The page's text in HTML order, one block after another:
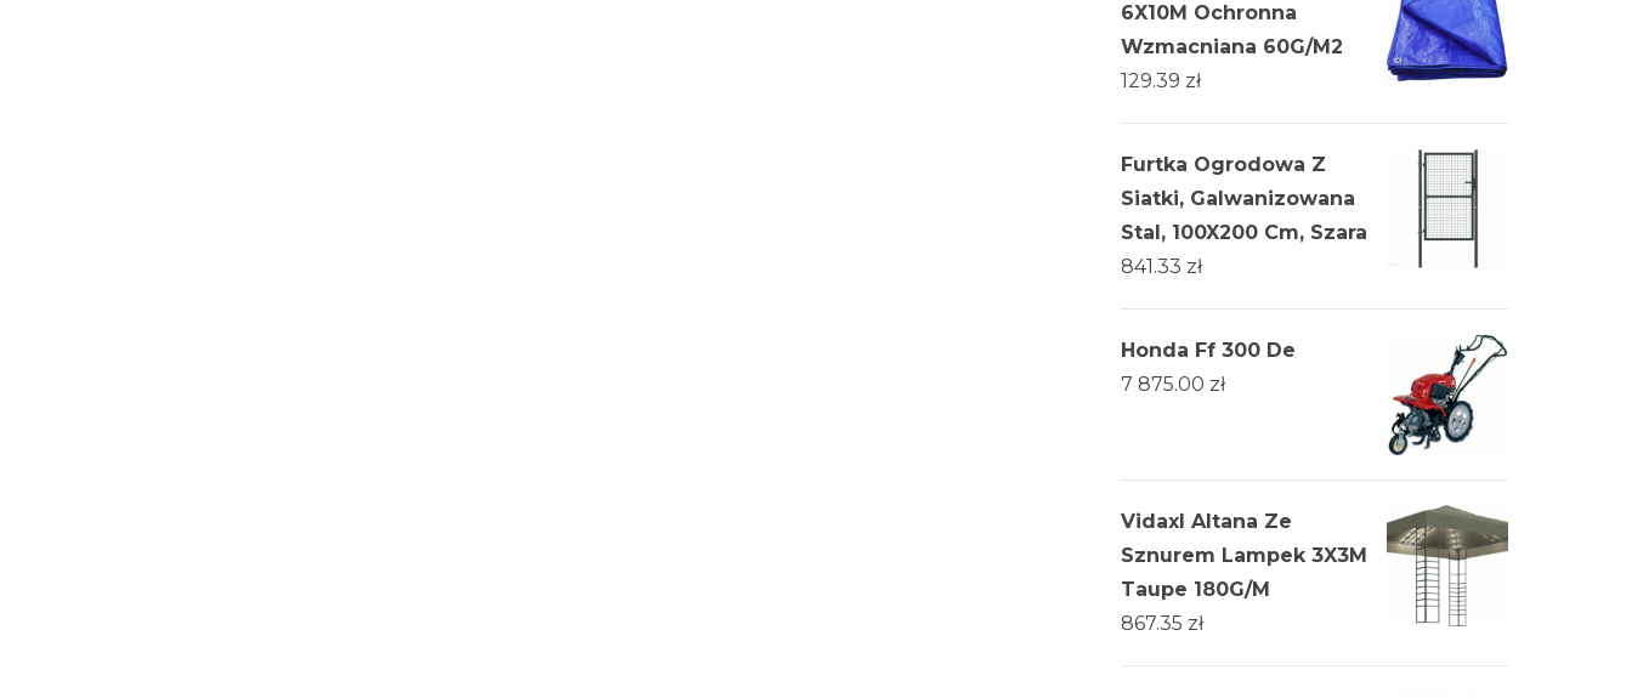
6X10M Ochronna
Wzmacniana 60G/M2
129.39 zł
Furtka Ogrodowa Z
Siatki, Galwanizowana
Stal, 100X200 Cm, Szara
841.33 zł
Honda Ff 300 De
7 875.00 zł
Vidaxl Altana Ze
Sznurem Lampek 3X3M
Taupe 180G/M
867.35 zł